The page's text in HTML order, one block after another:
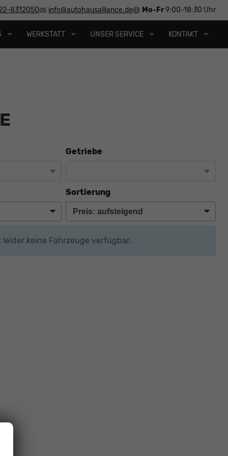
8312050 info@autohausalliance.de Mo-Fr9:00-18:30 Uhr
WERKSTATT UNSER SERVICE KONTAKT
Getriebe
Sortierung
keine Fahrzeuge verfügbar.